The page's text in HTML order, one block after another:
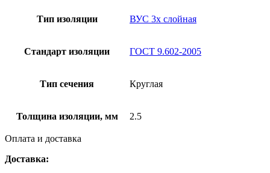
Тип изоляции ВУС 3х слойная
Стандарт изоляции ГОСТ 9.602-2005
Тип сечения Круглая
Толщина изоляции, мм 2.5
Оплата и доставка
Доставка: